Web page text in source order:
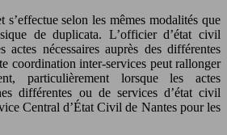
selon les mêmes modalités que
de duplicata. L’officier d’état civil
actes nécessaires auprès des différentes
coordination inter-services peut rallonger
particulièrement lorsque les actes
différentes ou de services d’état civil
Central d’État Civil de Nantes pour les